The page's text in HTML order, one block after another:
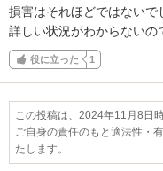
損害はそれほどではないで
詳しい状況がわからないの
役に立った 1
この投稿は、2024年11月8日
ご自身の責任のもと適法性・
たします。